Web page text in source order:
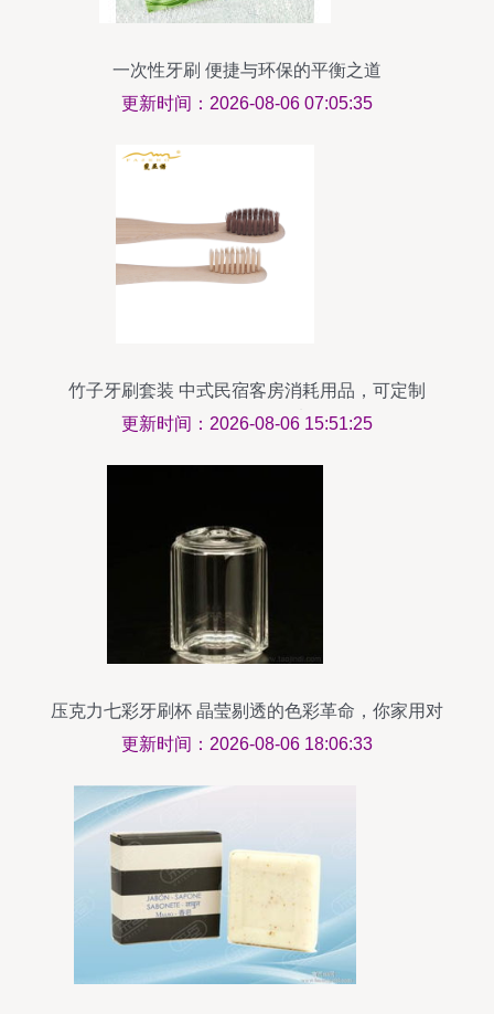
一次性牙刷 便捷与环保的平衡之道
更新时间：2026-08-06 07:05:35
竹子牙刷套装 中式民宿客房消耗用品，可定制
LOGO的一次性选择
更新时间：2026-08-06 15:51:25
压克力七彩牙刷杯 晶莹剔透的色彩革命，你家用对
了吗？
更新时间：2026-08-06 18:06:33